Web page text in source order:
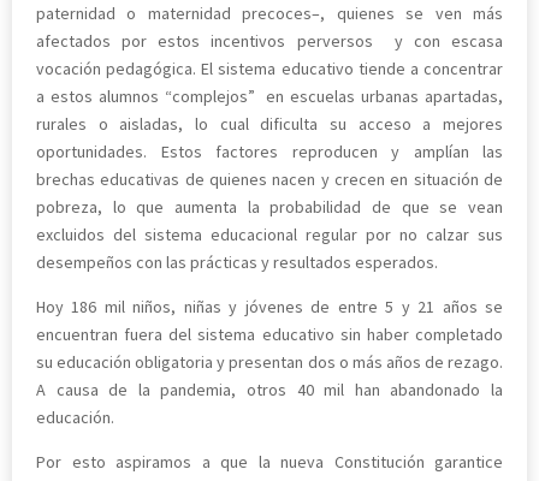
paternidad o maternidad precoces–, quienes se ven más
afectados por estos incentivos perversos y con escasa
vocación pedagógica. El sistema educativo tiende a concentrar
a estos alumnos “complejos” en escuelas urbanas apartadas,
rurales o aisladas, lo cual dificulta su acceso a mejores
oportunidades. Estos factores reproducen y amplían las
brechas educativas de quienes nacen y crecen en situación de
pobreza, lo que aumenta la probabilidad de que se vean
excluidos del sistema educacional regular por no calzar sus
desempeños con las prácticas y resultados esperados.
Hoy 186 mil niños, niñas y jóvenes de entre 5 y 21 años se
encuentran fuera del sistema educativo sin haber completado
su educación obligatoria y presentan dos o más años de rezago.
A causa de la pandemia, otros 40 mil han abandonado la
educación.
Por esto aspiramos a que la nueva Constitución garantice